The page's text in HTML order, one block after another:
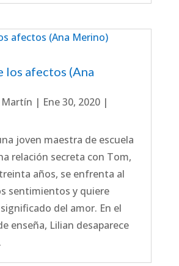
los afectos (Ana
| Ene 30, 2020|
joven maestra de escuela
relación secreta con Tom,
años, se enfrenta al
sentimientos y quiere
del amor. En el
enseña, Lilian desaparece